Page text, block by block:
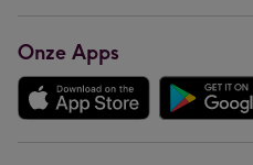
Onze Apps